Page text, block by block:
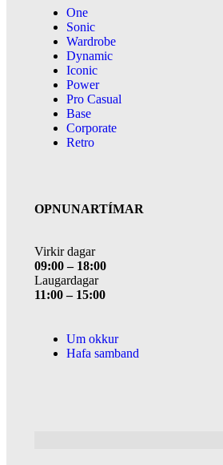
One
Sonic
Wardrobe
Dynamic
Iconic
Power
Pro Casual
Base
Corporate
Retro
OPNUNARTÍMAR
Virkir dagar
09:00 – 18:00
Laugardagar
11:00 – 15:00
Um okkur
Hafa samband